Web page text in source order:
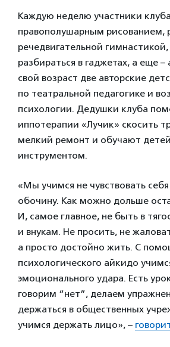
Каждую неделю участники
правополушарным рисованием,
речедвигательной гимнастикой,
разбираться в гаджетах, а еще
свой возраст две авторские
по театральной педагогике и
психологии. Дедушки клуба
иппотерапии «Лучик» скосить
мелкий ремонт и обучают детей
инструментом.
«Мы учимся не чувствовать
обочину. Как можно дольше
И, самое главное, не быть в
и внукам. Не просить, не
а просто достойно жить. С
психологического айкидо
эмоционального удара. Есть
говорим “нет”, делаем
держаться в общественных
учимся держать лицо», –